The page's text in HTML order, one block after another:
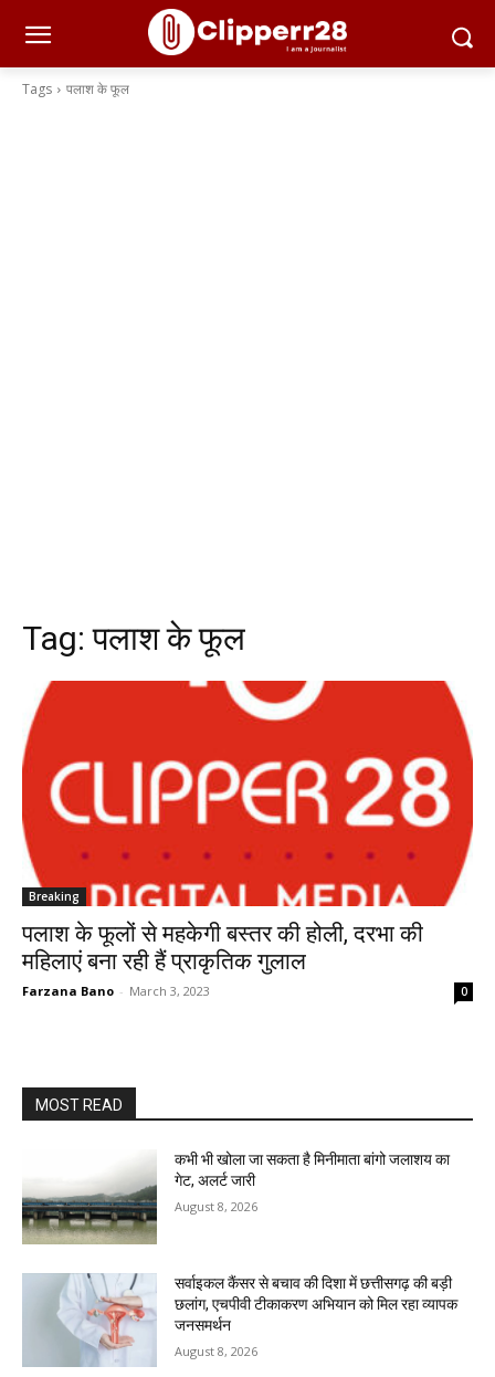
Tags पलाश के फूल
Tag:पलाश के फूल
Breaking
पलाश के फूलों से महकेगी बस्तर की होली, दरभा की
महिलाएं बना रही हैं प्राकृतिक गुलाल
Farzana Bano - March 3, 2023 0
MOST READ
कभी भी खोला जा सकता है मिनीमाता बांगो जलाशय का
गेट, अलर्ट जारी
August 8, 2026
सर्वाइकल कैंसर से बचाव की दिशा में छत्तीसगढ़ की बड़ी
छलांग, एचपीवी टीकाकरण अभियान को मिल रहा व्यापक
जनसमर्थन
August 8, 2026